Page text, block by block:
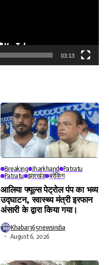
03:13
Breaking Jharkhand
Patratu
Patratu झारखंड ब्रेकिंग
आलिया फ्यूल्स पेट्रोल पंप का भव्य
उद्घाटन, स्वास्थ्य मंत्री इरफान
अंसारी के द्वारा किया गया।
Khabar365newsindia
August 6, 2026